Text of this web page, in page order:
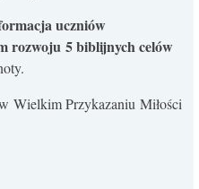
uczniów
rozwoju 5 biblijnych celów
Wielkim Przykazaniu Miłości